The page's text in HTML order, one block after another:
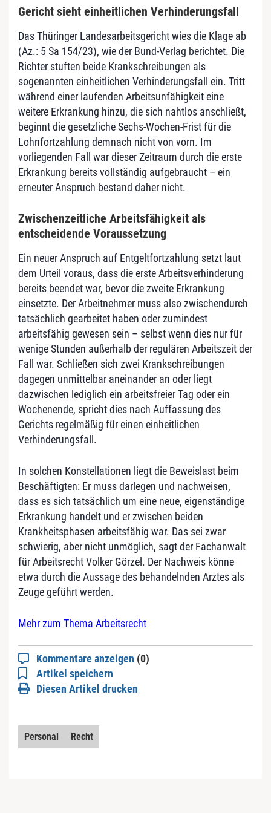
Gericht sieht einheitlichen Verhinderungsfall
Das Thüringer Landesarbeitsgericht wies die Klage ab
(Az.: 5 Sa 154/23), wie der Bund-Verlag berichtet. Die
Richter stuften beide Krankschreibungen als
sogenannten einheitlichen Verhinderungsfall ein. Tritt
während einer laufenden Arbeitsunfähigkeit eine
weitere Erkrankung hinzu, die sich nahtlos anschließt,
beginnt die gesetzliche Sechs-Wochen-Frist für die
Lohnfortzahlung demnach nicht von vorn. Im
vorliegenden Fall war dieser Zeitraum durch die erste
Erkrankung bereits vollständig aufgebraucht – ein
erneuter Anspruch bestand daher nicht.
Zwischenzeitliche Arbeitsfähigkeit als
entscheidende Voraussetzung
Ein neuer Anspruch auf Entgeltfortzahlung setzt laut
dem Urteil voraus, dass die erste Arbeitsverhinderung
bereits beendet war, bevor die zweite Erkrankung
einsetzte. Der Arbeitnehmer muss also zwischendurch
tatsächlich gearbeitet haben oder zumindest
arbeitsfähig gewesen sein – selbst wenn dies nur für
wenige Stunden außerhalb der regulären Arbeitszeit der
Fall war. Schließen sich zwei Krankschreibungen
dagegen unmittelbar aneinander an oder liegt
dazwischen lediglich ein arbeitsfreier Tag oder ein
Wochenende, spricht dies nach Auffassung des
Gerichts regelmäßig für einen einheitlichen
Verhinderungsfall.
In solchen Konstellationen liegt die Beweislast beim
Beschäftigten: Er muss darlegen und nachweisen,
dass es sich tatsächlich um eine neue, eigenständige
Erkrankung handelt und er zwischen beiden
Krankheitsphasen arbeitsfähig war. Das sei zwar
schwierig, aber nicht unmöglich, sagt der Fachanwalt
für Arbeitsrecht Volker Görzel. Der Nachweis könne
etwa durch die Aussage des behandelnden Arztes als
Zeuge geführt werden.
Mehr zum Thema Arbeitsrecht
Kommentare anzeigen (0)
Artikel speichern
Diesen Artikel drucken
Personal Recht